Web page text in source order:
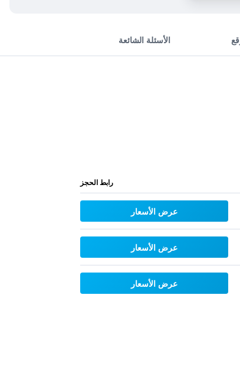
الأسئلة الشائعة
رابط الحجز
عرض الأسعار
عرض الأسعار
عرض الأسعار